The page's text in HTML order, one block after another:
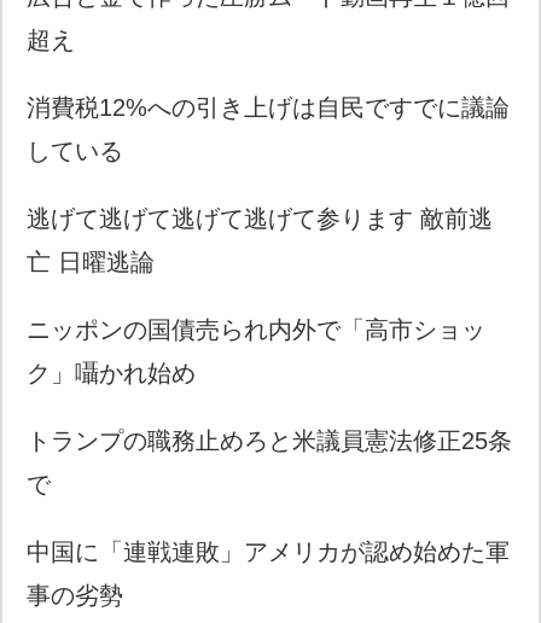
超え
消費税12%への引き上げは自民ですでに議論
している
逃げて逃げて逃げて逃げて参ります 敵前逃
亡 日曜逃論
ニッポンの国債売られ内外で「高市ショッ
ク」囁かれ始め
トランプの職務止めろと米議員憲法修正25条
で
中国に「連戦連敗」アメリカが認め始めた軍
事の劣勢